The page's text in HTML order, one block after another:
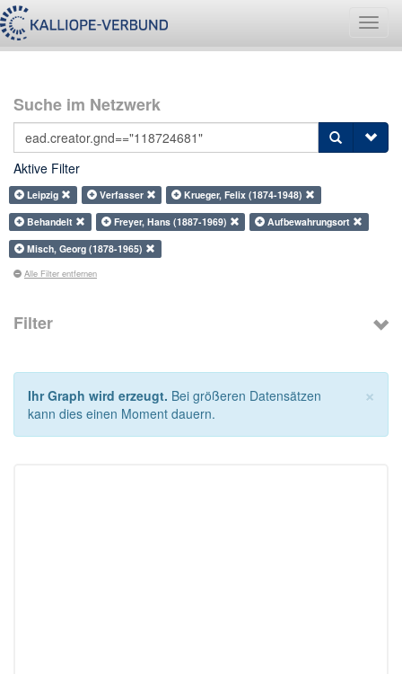
Suche im Netzwerk
Aktive Filter
Leipzig Verfasser
Krueger, Felix (1874-1948)
Behandelt
Freyer, Hans (1887-1969)
Aufbewahrungsort
Misch, Georg (1878-1965)
Alle Filter entfernen
Filter
×
Ihr Graph wird erzeugt. Bei größeren Datensätzen
kann dies einen Moment dauern.